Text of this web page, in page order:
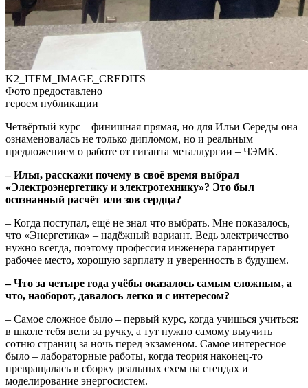
K2_ITEM_IMAGE_CREDITS
Фото предоставлено
героем публикации
Четвёртый курс – финишная прямая, но для Ильи Середы она
ознаменовалась не только дипломом, но и реальным
предложением о работе от гиганта металлургии – ЧЭМК.
– Илья, расскажи почему в своё время выбрал
«Электроэнергетику и электротехнику»? Это был
осознанный расчёт или зов сердца?
– Когда поступал, ещё не знал что выбрать. Мне показалось,
что «Энергетика» – надёжный вариант. Ведь электричество
нужно всегда, поэтому профессия инженера гарантирует
рабочее место, хорошую зарплату и уверенность в будущем.
– Что за четыре года учёбы оказалось самым сложным, а
что, наоборот, давалось легко и с интересом?
– Самое сложное было – первый курс, когда учишься учиться:
в школе тебя вели за ручку, а тут нужно самому выучить
сотню страниц за ночь перед экзаменом. Самое интересное
было – лабораторные работы, когда теория наконец-то
превращалась в сборку реальных схем на стендах и
моделирование энергосистем.